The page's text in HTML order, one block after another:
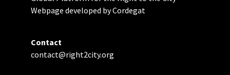
Webpage developed by Cordegat
Contact
contact@right2city.org